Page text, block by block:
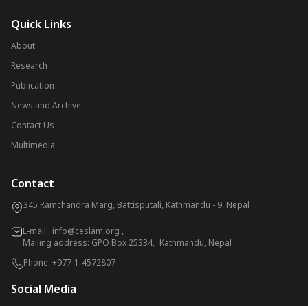
Quick Links
About
Research
Publication
News and Archive
Contact Us
Multimedia
Contact
345 Ramchandra Marg, Battisputali, Kathmandu - 9, Nepal
E-mail: info@ceslam.org ,
Mailing address: GPO Box 25334, Kathmandu, Nepal
Phone: +977-1-4572807
Social Media